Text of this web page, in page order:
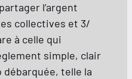
l’argent
collectives et 3/
à celle qui
simple, clair
telle la